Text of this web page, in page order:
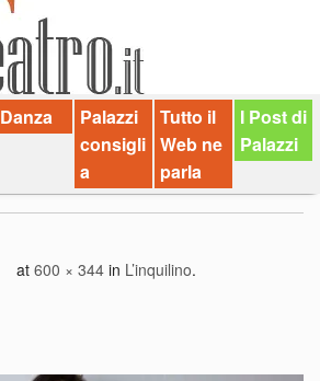
Danza
Palazzi
consigli
a
Tutto il
Web ne
parla
I Post di
Palazzi
at 600 × 344 in L’inquilino.